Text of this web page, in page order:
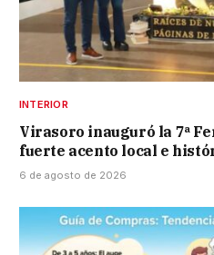
INTERIOR
Virasoro inauguró la 7ª
fuerte acento local e
6 de agosto de 2026